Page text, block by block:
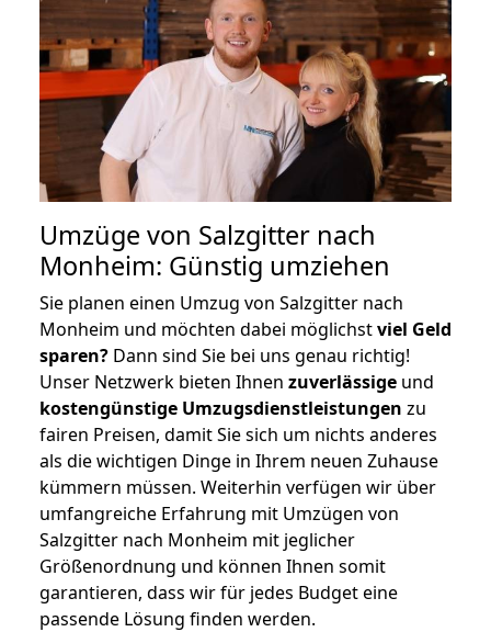
Umzüge von Salzgitter nach
Monheim: Günstig umziehen
Sie planen einen Umzug von Salzgitter nach
Monheim und möchten dabei möglichstviel Geld
sparen? Dann sind Sie bei uns genau richtig!
Unser Netzwerk bieten Ihnen zuverlässige und
kostengünstige Umzugsdienstleistungen zu
fairen Preisen, damit Sie sich um nichts anderes
als die wichtigen Dinge in Ihrem neuen Zuhause
kümmern müssen. Weiterhin verfügen wir über
umfangreiche Erfahrung mit Umzügen von
Salzgitter nach Monheim mit jeglicher
Größenordnung und können Ihnen somit
garantieren, dass wir für jedes Budget eine
passende Lösung finden werden.